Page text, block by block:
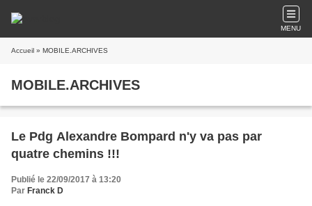
MENU
Accueil » MOBILE.ARCHIVES
MOBILE.ARCHIVES
Le Pdg Alexandre Bompard n'y va pas par
quatre chemins !!!
Publié le 22/09/2017 à 13:20
Par Franck D